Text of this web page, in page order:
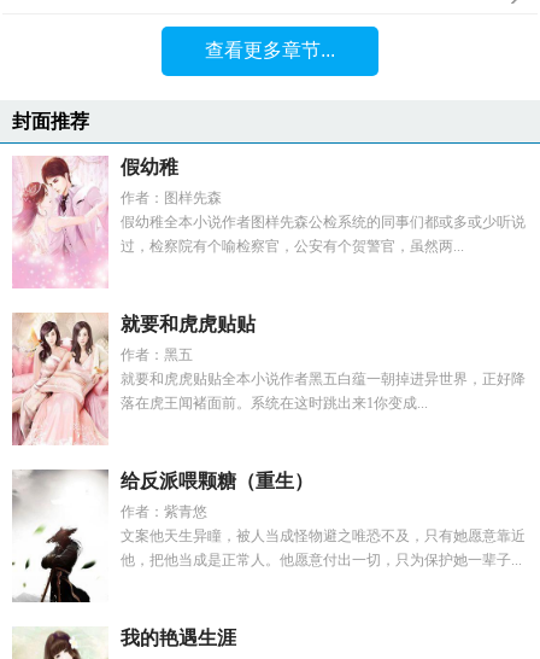
查看更多章节...
封面推荐
假幼稚
作者：图样先森
假幼稚全本小说作者图样先森公检系统的同事们都或多或少听说
过，检察院有个喻检察官，公安有个贺警官，虽然两...
就要和虎虎贴贴
作者：黑五
就要和虎虎贴贴全本小说作者黑五白蕴一朝掉进异世界，正好降
落在虎王闻褚面前。系统在这时跳出来1你变成...
给反派喂颗糖（重生）
作者：紫青悠
文案他天生异瞳，被人当成怪物避之唯恐不及，只有她愿意靠近
他，把他当成是正常人。他愿意付出一切，只为保护她一辈子...
我的艳遇生涯